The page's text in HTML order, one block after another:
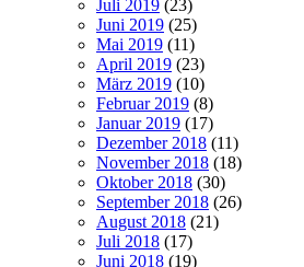
Juli 2019 (23)
Juni 2019 (25)
Mai 2019 (11)
April 2019 (23)
März 2019 (10)
Februar 2019 (8)
Januar 2019 (17)
Dezember 2018 (11)
November 2018 (18)
Oktober 2018 (30)
September 2018 (26)
August 2018 (21)
Juli 2018 (17)
Juni 2018 (19)